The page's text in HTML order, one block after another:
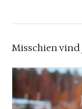
Misschien